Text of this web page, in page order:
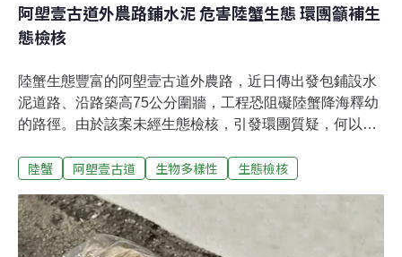
阿塱壹古道外農路鋪水泥 危害陸蟹生態 環團籲補生
態檢核
陸蟹生態豐富的阿塱壹古道外農路，近日傳出發包鋪設水
泥道路、沿路築高75公分圍牆，工程恐阻礙陸蟹降海釋幼
的路徑。由於該案未經生態檢核，引發環團質疑，何以生
會，要求鄉公所在釐清相關生態爭議前暫時停工。曾紀錄
徑、籲停工陳椒華於記者會上表示，牡丹鄉公所應停止未
施作工程，已施作之水泥矮牆也必須打掉，移除陸蟹降海
遷徙的阻礙。另外，興建水泥道路時摧毀的靠海側植被也
陸蟹 阿塱壹古道 生物多樣性 生態檢核